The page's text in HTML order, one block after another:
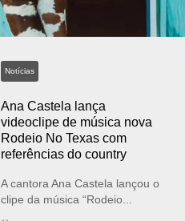
Notícias
Ana Castela lança
videoclipe de música nova
Rodeio No Texas com
referências do country
A cantora Ana Castela lançou o
clipe da música “Rodeio...